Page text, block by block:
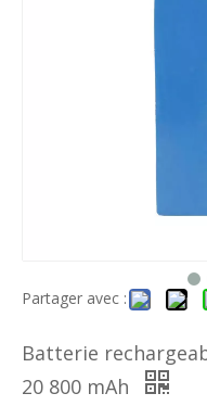
Partager avec :
Batterie
20 800 mAh